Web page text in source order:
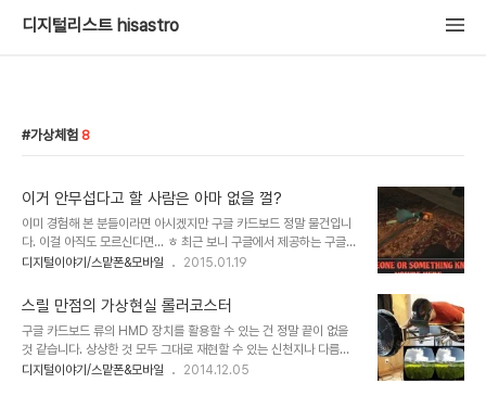
디지털리스트 hisastro
가상체험 8
이거 안무섭다고 할 사람은 아마 없을 껄?
이미 경험해 본 분들이라면 아시겠지만 구글 카드보드 정말 물건입니
다. 이걸 아직도 모르신다면... ㅎ 최근 보니 구글에서 제공하는 구글
카드보드 기본 앱이 업데이트가되었군요. 구글에서 관심을 갖고 있는
제만 덩그라니 보여준 것이 다였는데... 이제 하나의 VR 플랫폼을 지
향하고자 하는지... 구글 카드보드용 앱들을 -설치한 앱은 물론 설치하
지 않은 앱까지- 기본 앱에서 바로 확인할 수 있는 구조로 변화를 시도
하는 듯 보입니다. 아직은 플레이스토어에 등록된 모든 구글 카드보드
용 앱들을 한 자리에 모아 놓은 것 같진 않은 듯 한데... 아마도 구글에
디지털이야기/스맡폰&모바일 2015.01.19
스릴 만점의 가상현실 롤러코스터
구글 카드보드 류의 HMD 장치를 활용할 수 있는 건 정말 끝이 없을
것 같습니다. 상상한 것 모두 그대로 재현할 수 있는 신천지나 다름없
는... GoPro 형태의 카메라가 보편화되면 원거리의 부동산을 직접 방
디지털이야기/스맡폰&모바일 2014.12.05